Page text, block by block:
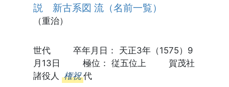
説 新古系図 流（名前一覧）
（重治）
世代 卒年月日： 天正3年（1575）9
月13日 極位： 従五位上 賀茂社
諸役人 権祝 代